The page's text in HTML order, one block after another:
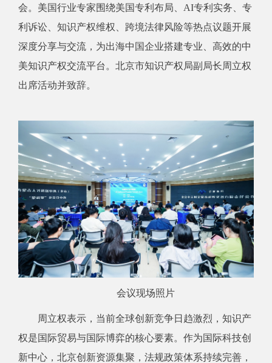
会。美国行业专家围绕美国专利布局、AI专利实务、专
利诉讼、知识产权维权、跨境法律风险等热点议题开展
深度分享与交流，为出海中国企业搭建专业、高效的中
美知识产权交流平台。北京市知识产权局副局长周立权
出席活动并致辞。
会议现场照片
周立权表示，当前全球创新竞争日趋激烈，知识产
权是国际贸易与国际博弈的核心要素。作为国际科技创
新中心，北京创新资源集聚，法规政策体系持续完善，